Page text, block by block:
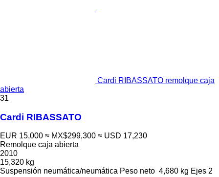
Cardi RIBASSATO remolque caja
abierta
31
Cardi RIBASSATO
EUR 15,000 ≈ MX$299,300 ≈ USD 17,230
Remolque caja abierta
2010
15,320 kg
Suspensión neumática/neumática Peso neto 4,680 kg Ejes 2